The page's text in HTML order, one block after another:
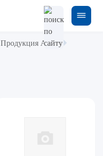
Продукция Apple